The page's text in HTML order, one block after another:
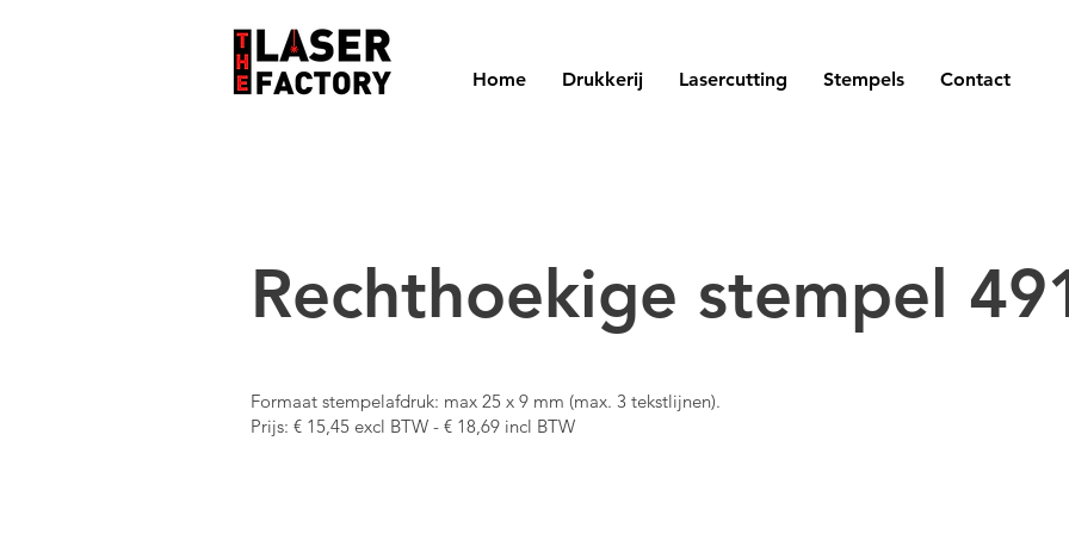
Home Drukkerij Lasercutting Stempels Contact
Rechthoekige stempel
Formaat stempelafdruk: max 25 x 9 mm (max. 3 tekstlijnen).
Prijs: € 15,45 excl BTW - € 18,69 incl BTW